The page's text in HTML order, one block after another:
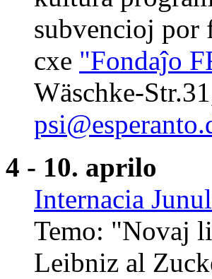
subvencioj
cxe "Fondaĵo
Wäschke-
4 - 10. aprilo
Internacia
Temo: "Novaj
Leibniz al